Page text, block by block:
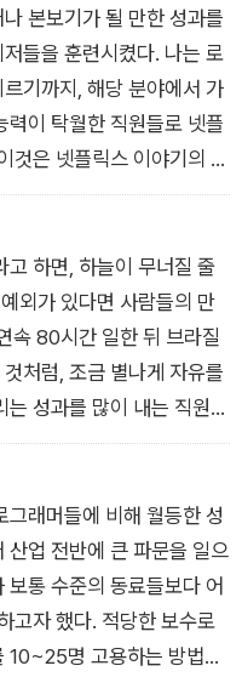
없는 것이 규칙이다.
본보기가 될 만한 성과를
들을 훈련시켰다. 나는 로
기까지, 해당 분야에서 가
력이 탁월한 직원들로 넷플
것은 넷플릭스 이야기의 기
혁신적인 직장은 소위 말
한 배경과 견해를 가지고
창의력이 남다르며 중요
른 사람들과 긴밀히 협력
지 않으면, 다른 원칙도
이다
고 하면, 하늘이 무너질 줄
외가 있다면 사람들의 만
속 80시간 일한 뒤 브라질
처럼, 조금 별나게 자유를
성과를 많이 내는 직원들
한 가지 방법을 알아냈다.
유롭게 해준다는 사실도
직원들은 이미 양심과 책
직한 문화가 정착되었기에,
자유를 남용하기라도 하
로잡았다.
래머들에 비해 월등한 성
산업 전반에 큰 파문을 일으
통 수준의 동료들보다 어
고자 했다. 적당한 보수로
10~25명 고용하는 방법과